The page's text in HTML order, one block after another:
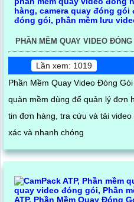
PHẦN MỀM QUAY VIDEO
Lần xem: 1019
Phần Mềm Quay Video Đóng
quàn mềm dùng để quản lý đơn
tin đơn hàng, tra cứu và tải
xác và nhanh chóng